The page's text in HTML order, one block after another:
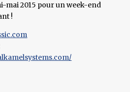
mai 2015 pour un week-end
!